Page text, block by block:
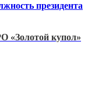
президента
«Золотой купол»